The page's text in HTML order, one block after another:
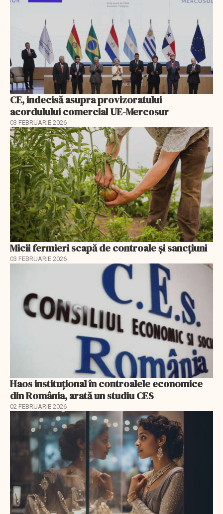
CE, indecisă asupra provizoratului
acordulului comercial UE-Mercosur
03 FEBRUARIE 2026
Micii fermieri scapă de controale și sancțiuni
03 FEBRUARIE 2026
Haos instituțional în controalele economice
din România, arată un studiu CES
02 FEBRUARIE 2026